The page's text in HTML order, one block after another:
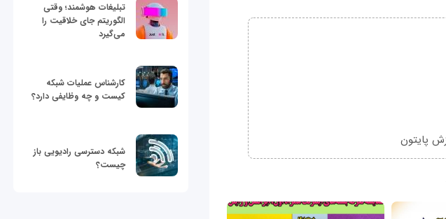
پایتون
تبلیغات هوشمند؛ وقتی
الگوریتم جای خلاقیت را
می‌گیرد
کارشناس عملیات شبکه
کیست و چه وظایفی دارد؟
شبکه دسترسی رادیویی باز
چیست؟